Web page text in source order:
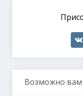
Возможно вам